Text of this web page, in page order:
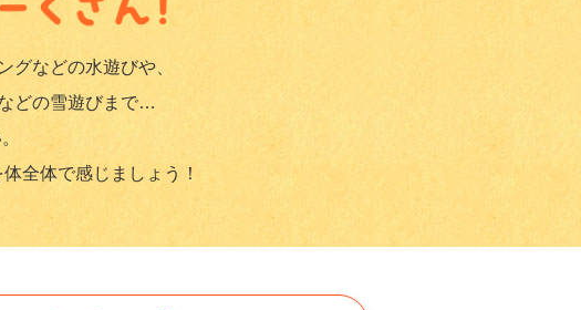
グなどの水遊びや、
どの雪遊びまで…
全体で感じましょう！